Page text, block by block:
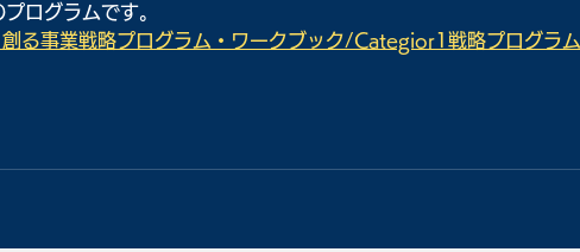
ログラムです。
創る事業戦略プログラム・ワークブック/Categior1戦略プログラム